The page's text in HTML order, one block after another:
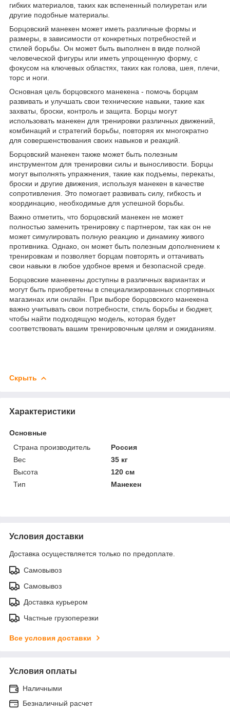
гибких материалов, таких как вспененный полиуретан или
другие подобные материалы.
Борцовский манекен может иметь различные формы и
размеры, в зависимости от конкретных потребностей и
стилей борьбы. Он может быть выполнен в виде полной
человеческой фигуры или иметь упрощенную форму, с
фокусом на ключевых областях, таких как голова, шея, плечи,
торс и ноги.
Основная цель борцовского манекена - помочь борцам
развивать и улучшать свои технические навыки, такие как
захваты, броски, контроль и защита. Борцы могут
использовать манекен для тренировки различных движений,
комбинаций и стратегий борьбы, повторяя их многократно
для совершенствования своих навыков и реакций.
Борцовский манекен также может быть полезным
инструментом для тренировки силы и выносливости. Борцы
могут выполнять упражнения, такие как подъемы, перекаты,
броски и другие движения, используя манекен в качестве
сопротивления. Это помогает развивать силу, гибкость и
координацию, необходимые для успешной борьбы.
Важно отметить, что борцовский манекен не может
полностью заменить тренировку с партнером, так как он не
может симулировать полную реакцию и динамику живого
противника. Однако, он может быть полезным дополнением к
тренировкам и позволяет борцам повторять и оттачивать
свои навыки в любое удобное время и безопасной среде.
Борцовские манекены доступны в различных вариантах и
могут быть приобретены в специализированных спортивных
магазинах или онлайн. При выборе борцовского манекена
важно учитывать свои потребности, стиль борьбы и бюджет,
чтобы найти подходящую модель, которая будет
соответствовать вашим тренировочным целям и ожиданиям.
Скрыть
Характеристики
Основные
Страна производитель
Россия
Вес
35 кг
Высота
120 см
Тип
Манекен
Условия доставки
Доставка осуществляется только по предоплате.
Самовывоз
Самовывоз
Доставка курьером
Частные грузоперезки
Все условия доставки
Условия оплаты
Наличными
Безналичный расчет